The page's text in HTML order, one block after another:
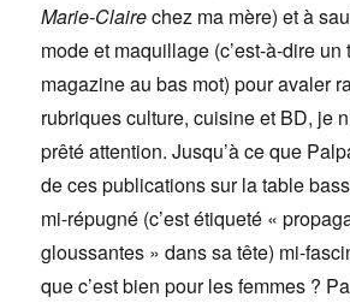
Marie-Clairechez ma mère) et à
mode et maquillage (c’est-à-dire un
magazine au bas mot) pour avaler
rubriques culture, cuisine et BD, je
prêté attention. Jusqu’à ce que
de ces publications sur la table
mi-répugné (c’est étiqueté «
gloussantes » dans sa tête) mi-
que c’est bien pour les femmes ?